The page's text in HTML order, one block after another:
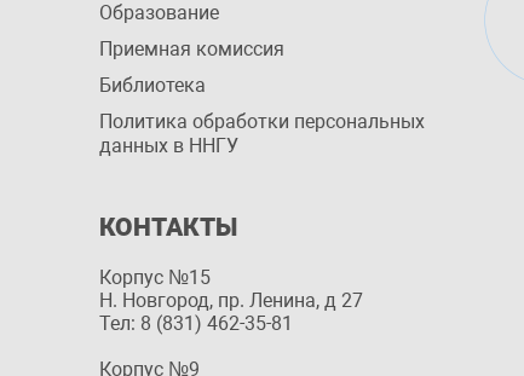
Образование
Приемная комиссия
Библиотека
Политика обработки персональных
данных в ННГУ
КОНТАКТЫ
Корпус №15
Н. Новгород, пр. Ленина, д 27
Тел: 8 (831) 462-35-81
Корпус №9